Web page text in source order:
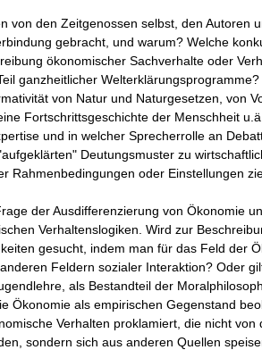
von den Zeitgenossen selbst, den Autoren
gebracht, und warum? Welche
ökonomischer Sachverhalte oder
ganzheitlicher
von Natur und Naturgesetzen, von
Fortschrittsgeschichte der Menschheit
und in welcher Sprecherrolle an
Deutungsmuster zu
Rahmenbedingungen oder Einstellungen
der Ausdifferenzierung von Ökonomie
Verhaltenslogiken. Wird zur
gesucht, indem man für das Feld der
Feldern sozialer Interaktion? Oder
als Bestandteil der
Ökonomie als empirischen Gegenstand
Verhalten proklamiert, die nicht von
sondern sich aus anderen Quellen